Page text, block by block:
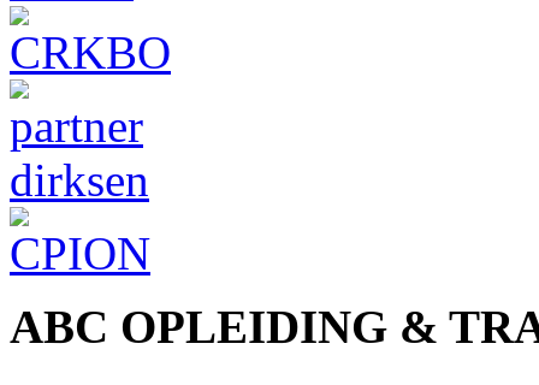
ABC OPLEIDING &